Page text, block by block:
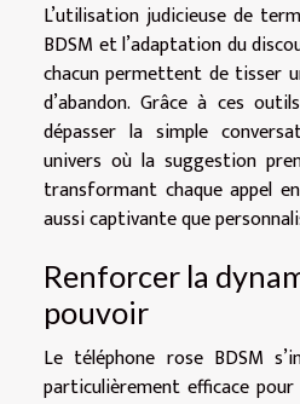
L’utilisation judicieuse de
BDSM et l’adaptation du
chacun permettent de tisser
d’abandon. Grâce à ces
dépasser la simple
univers où la suggestion
transformant chaque appel
aussi captivante que
Renforcer la
pouvoir
Le téléphone rose BDSM
particulièrement efficace